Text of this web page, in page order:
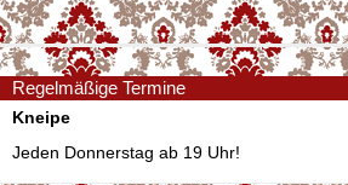
Regelmäßige Termine
Kneipe
Jeden Donnerstag ab 19 Uhr!